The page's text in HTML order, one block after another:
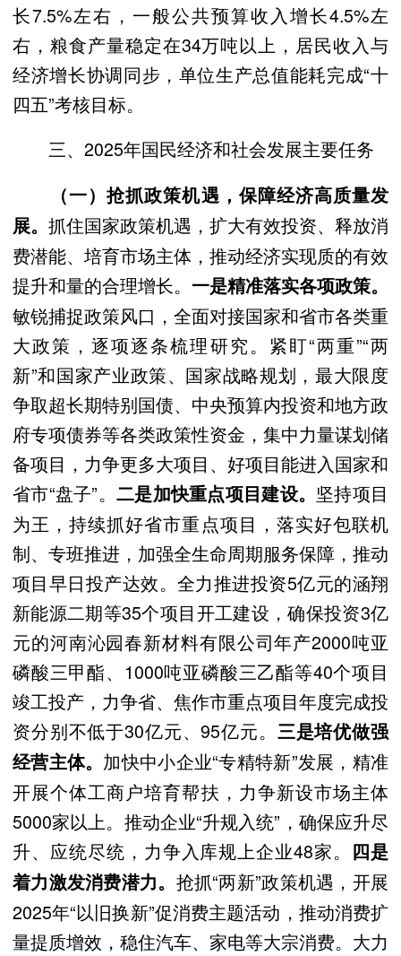
长7.5%左右，一般公共预算收入增长4.5%左
右，粮食产量稳定在34万吨以上，居民收入与
经济增长协调同步，单位生产总值能耗完成“十
四五”考核目标。
三、2025年国民经济和社会发展主要任务
（一）抢抓政策机遇，保障经济高质量发
展。 抓住国家政策机遇，扩大有效投资、释放消
费潜能、培育市场主体，推动经济实现质的有效
提升和量的合理增长。 一是精准落实各项政策。
敏锐捕捉政策风口，全面对接国家和省市各类重
大政策，逐项逐条梳理研究。紧盯“两重”“两
新”和国家产业政策、国家战略规划，最大限度
争取超长期特别国债、中央预算内投资和地方政
府专项债券等各类政策性资金，集中力量谋划储
备项目，力争更多大项目、好项目能进入国家和
省市“盘子”。 二是加快重点项目建设。 坚持项目
为王，持续抓好省市重点项目，落实好包联机
制、专班推进，加强全生命周期服务保障，推动
项目早日投产达效。全力推进投资5亿元的涵翔
新能源二期等35个项目开工建设，确保投资3亿
元的河南沁园春新材料有限公司年产2000吨亚
磷酸三甲酯、1000吨亚磷酸三乙酯等40个项目
竣工投产，力争省、焦作市重点项目年度完成投
资分别不低于30亿元、95亿元。 三是培优做强
经营主体。 加快中小企业“专精特新”发展，精准
开展个体工商户培育帮扶，力争新设市场主体
5000家以上。推动企业“升规入统”，确保应升尽
升、应统尽统，力争入库规上企业48家。 四是
着力激发消费潜力。 抢抓“两新”政策机遇，开展
2025年“以旧换新”促消费主题活动，推动消费扩
量提质增效，稳住汽车、家电等大宗消费。大力